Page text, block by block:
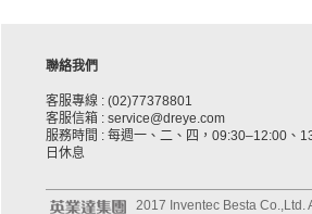
聯絡我們
客服專線 : (02)77378801
客服信箱 : service@dreye.com
服務時間 : 每週一、二、四，09:30–12:00、
日休息
2017 Inventec Besta Co.,Ltd.